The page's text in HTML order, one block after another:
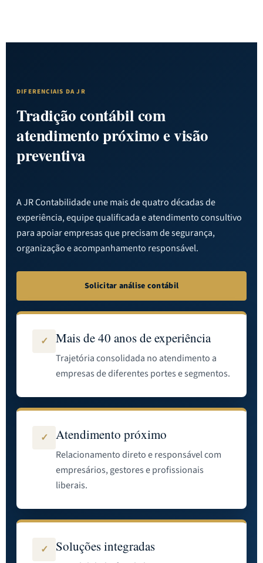
DIFERENCIAIS DA JR
Tradição contábil com
atendimento próximo e visão
preventiva
A JR Contabilidade une mais de quatro décadas de
experiência, equipe qualificada e atendimento consultivo
para apoiar empresas que precisam de segurança,
organização e acompanhamento responsável.
Solicitar análise contábil
✓ Mais de 40 anos de experiência
Trajetória consolidada no atendimento a
empresas de diferentes portes e segmentos.
✓ Atendimento próximo
Relacionamento direto e responsável com
empresários, gestores e profissionais
liberais.
✓ Soluções integradas